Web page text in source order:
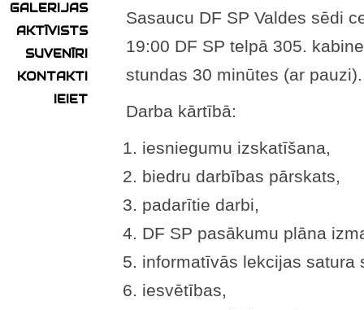
GALERIJAS
AKTĪVISTS
SUVENĪRI
KONTAKTI
IEIET
Sasaucu DF SP Valdes sēdi
19:00 DF SP telpā 305.
stundas 30 minūtes (ar pauzi).
Darba kārtībā:
iesniegumu izskatīšana,
biedru darbības pārskats,
padarītie darbi,
DF SP pasākumu plāna
informatīvās lekcijas satura
iesvētības,